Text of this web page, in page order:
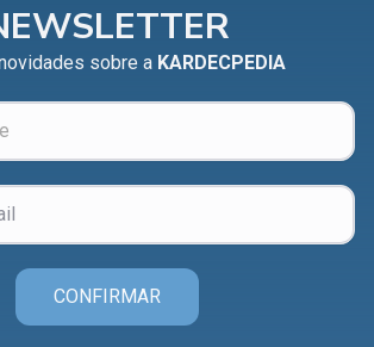
sobre a KARDECPEDIA
CONFIRMAR